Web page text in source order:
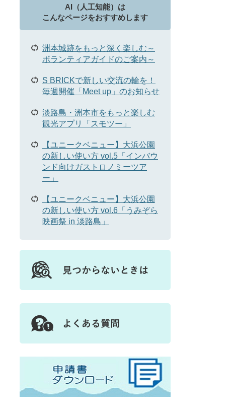
AI（人工知能）は
こんなページをおすすめします
洲本城跡をもっと深く楽しむ～
ボランティアガイドのご案内～
S BRICKで新しい交流の輪を！
毎週開催「Meet up」のお知らせ
淡路島・洲本市をもっと楽しむ
観光アプリ「スモツー」
【ユニークベニュー】大浜公園
の新しい使い方 vol.5「インバウ
ンド向けガストロノミーツア
ー」
【ユニークベニュー】大浜公園
の新しい使い方 vol.6「うみぞら
映画祭 in 淡路島」